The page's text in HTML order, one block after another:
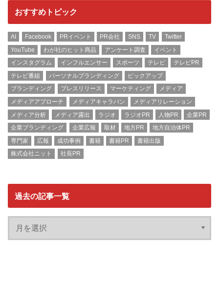
おすすめトピック
AI Facebook PRイベント PR会社 SNS TV
Twitter
YouTube
わが社のヒット商品 アンケート調査
イベント
インスタグラム
インフルエンサー スポーツ テレビ
テレビPR
テレビ番組
パーソナルブランディング
ピックアップ
ブランディング
プレスリリース マーケティング
メディア
メディアアプローチ
メディアキャラバン
メディアリレーション
メディア分析
メディア露出 ラジオ ラジオPR 人物PR
企業PR
企業ブランディング
企業広報 取材 地方PR
地方自治体PR
専門家
広報 成功事例 書籍 書籍PR
書籍出版
株式会社ニット
社長PR
過去の記事一覧